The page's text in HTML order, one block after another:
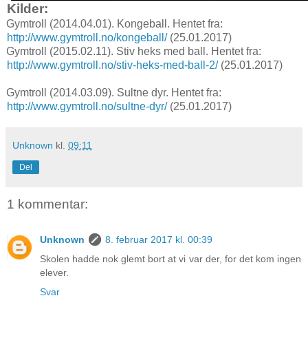
Kilder:
Gymtroll (2014.04.01). Kongeball. Hentet fra:
http://www.gymtroll.no/kongeball/ (25.01.2017)
Gymtroll (2015.02.11). Stiv heks med ball. Hentet fra:
http://www.gymtroll.no/stiv-heks-med-ball-2/ (25.01.2017)
Gymtroll (2014.03.09). Sultne dyr. Hentet fra:
http://www.gymtroll.no/sultne-dyr/ (25.01.2017)
Unknown kl. 09:11
Del
1 kommentar:
Unknown
8. februar 2017 kl. 00:39
Skolen hadde nok glemt bort at vi var der, for det kom ingen
elever.
Svar